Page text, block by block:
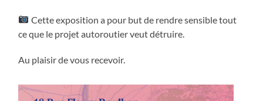
Cette exposition a pour but de rendre sensible tout
ce que le projet autoroutier veut détruire.
Au plaisir de vous recevoir.